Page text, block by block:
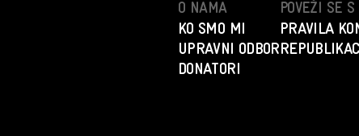
O NAMA
KO SMO MI
UPRAVNI ODBOR
DONATORI
POVEŽI SE
PRAVILA